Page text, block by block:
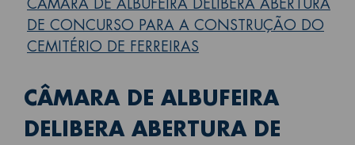
CÂMARA DE ALBUFEIRA DELIBERA ABERTURA
DE CONCURSO PARA A CONSTRUÇÃO DO
CEMITÉRIO DE FERREIRAS
CÂMARA DE ALBUFEIRA
DELIBERA ABERTURA DE